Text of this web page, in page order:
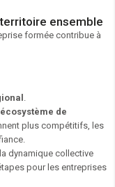
ensemble
formée contribue à
.
écosystème de
plus compétitifs, les
dynamique collective
pour les entreprises